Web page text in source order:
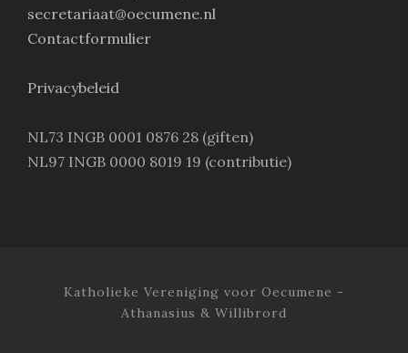
secretariaat@oecumene.nl
Contactformulier
Privacybeleid
NL73 INGB 0001 0876 28 (giften)
NL97 INGB 0000 8019 19 (contributie)
Katholieke Vereniging voor Oecumene -
Athanasius & Willibrord